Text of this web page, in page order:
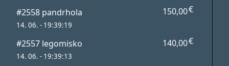
#2558 pandrhola
14. 06. - 19:39:19
150,00€
#2557 legomisko
14. 06. - 19:39:13
140,00€